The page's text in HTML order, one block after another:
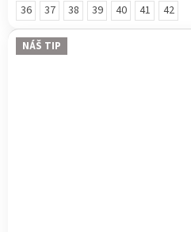
36 37 38 39 40 41 42
NÁŠ TIP